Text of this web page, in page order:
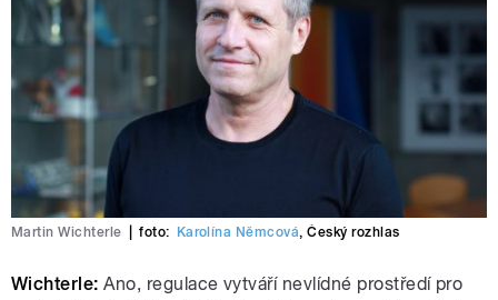
Martin Wichterle foto: Karolína Němcová,Český rozhlas
Wichterle: Ano, regulace vytváří nevlídné prostředí pro